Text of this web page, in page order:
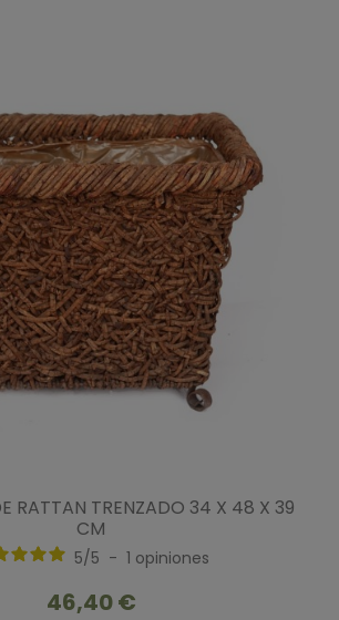
RATTAN TRENZADO 34 X 48 X 39
CM
5/5 - 1 opiniones
46,40 €